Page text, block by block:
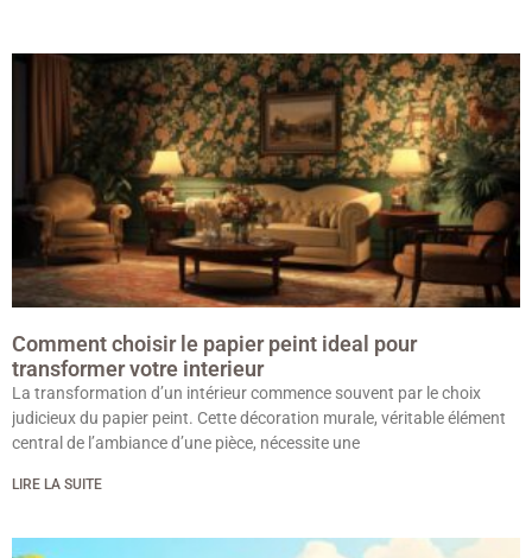
Comment choisir le papier peint ideal pour
transformer votre interieur
La transformation d’un intérieur commence souvent par le choix
judicieux du papier peint. Cette décoration murale, véritable élément
central de l’ambiance d’une pièce, nécessite une
LIRE LA SUITE